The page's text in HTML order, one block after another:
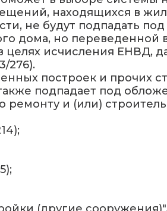
находящихся в
не будут подпадать
дома, но
исчисления ЕНВД,
276).
построек и прочих
подпадает под
ремонту и (или)